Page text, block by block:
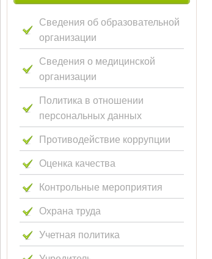
Сведения об образовательной
организации
Сведения о медицинской
организации
Политика в отношении
персональных данных
Противодействие коррупции
Оценка качества
Контрольные мероприятия
Охрана труда
Учетная политика